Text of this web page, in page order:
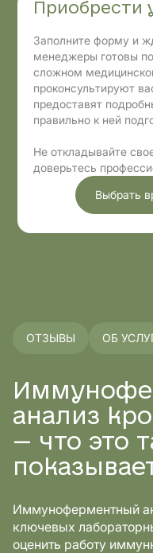
Приобрести
Заполните форму и
менеджеры готовы
сложном
проконсультируют
предоставят
правильно к ней
Не откладывайте
доверьтесь
Выбрать
ОТЗЫВЫ ОБ
анализ
— что это
Иммуноферментный
ключевых
оценить работу